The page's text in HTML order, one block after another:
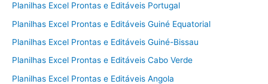
Planilhas Excel Prontas e Editáveis Portugal
Planilhas Excel Prontas e Editáveis Guiné Equatorial
Planilhas Excel Prontas e Editáveis Guiné-Bissau
Planilhas Excel Prontas e Editáveis Cabo Verde
Planilhas Excel Prontas e Editáveis Angola